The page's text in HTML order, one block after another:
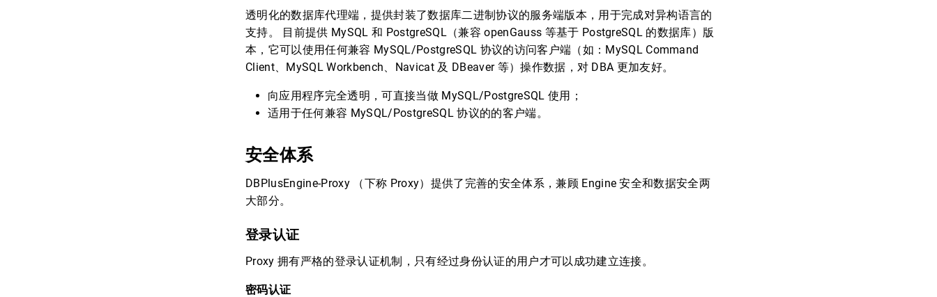
透明化的数据库代理端，提供封装了数据库二进制协议的服务端版本，用于完成对异构语言的
支持。 目前提供 MySQL 和 PostgreSQL（兼容 openGauss 等基于 PostgreSQL 的数据库）版
本，它可以使用任何兼容 MySQL/PostgreSQL 协议的访问客户端（如：MySQL Command
Client、MySQL Workbench、Navicat 及 DBeaver 等）操作数据，对 DBA 更加友好。
向应用程序完全透明，可直接当做 MySQL/PostgreSQL 使用；
适用于任何兼容 MySQL/PostgreSQL 协议的的客户端。
安全体系
DBPlusEngine-Proxy （下称 Proxy）提供了完善的安全体系，兼顾 Engine 安全和数据安全两
大部分。
登录认证
Proxy 拥有严格的登录认证机制，只有经过身份认证的用户才可以成功建立连接。
密码认证